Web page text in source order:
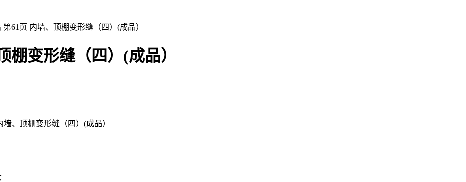
第61页 内墙、顶棚变形缝（四）(成品）
棚变形缝（四）(成品）
、顶棚变形缝（四）(成品）